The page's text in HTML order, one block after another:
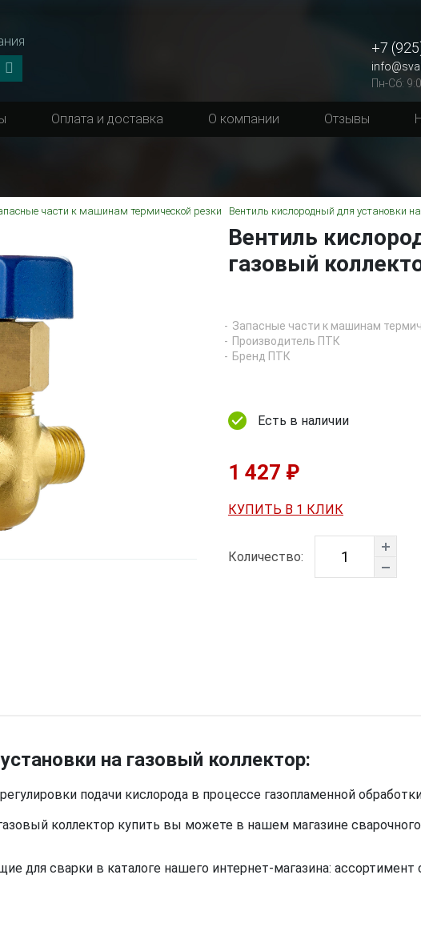
+7
Пн-Сб:
Оплата и доставка О компании Отзывы
части к машинам термической резки Вентиль кислородный для установки
Вентиль
газовый
Запасные части к машинам
Производитель ПТК
Бренд ПТК
Есть в наличии
1 427 ₽
КУПИТЬ В 1 КЛИК
Количество:
на газовый коллектор:
подачи кислорода в процессе газопламенной
коллектор купить вы можете в нашем магазине
для сварки в каталоге нашего интернет-магазина: ассортимент